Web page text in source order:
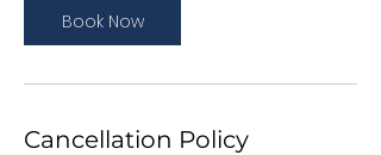
Book Now
Cancellation Policy